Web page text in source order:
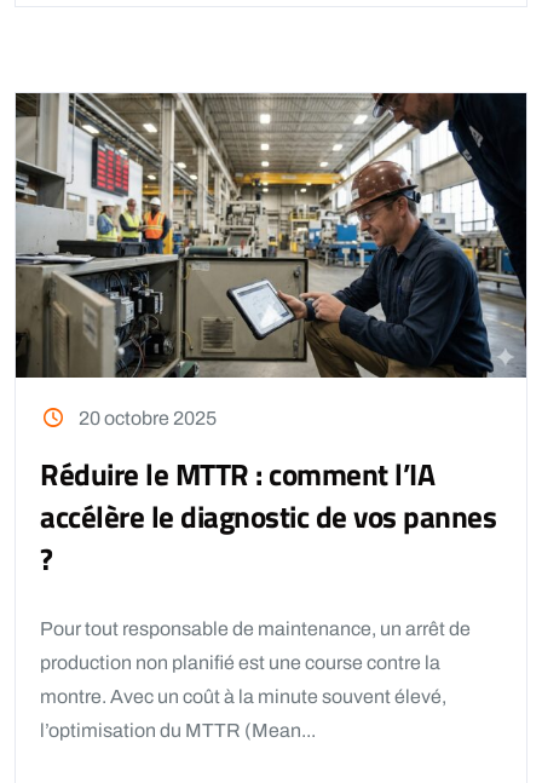
20 octobre 2025
Réduire le MTTR : comment l’IA
accélère le diagnostic de vos pannes
?
Pour tout responsable de maintenance, un arrêt de
production non planifié est une course contre la
montre. Avec un coût à la minute souvent élevé,
l’optimisation du MTTR (Mean...